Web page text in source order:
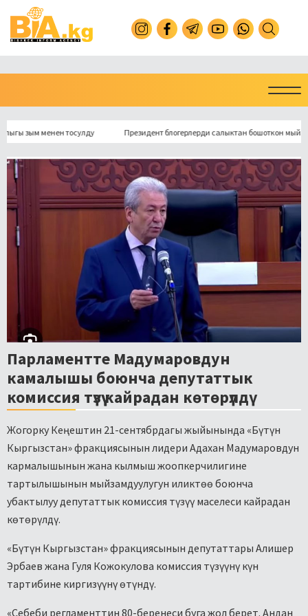
менен тосулду Президент блогерлерди салыктан бошоткон мыйзамга
Парламентте Мадумаровдун
камалышы боюнча депутаттык
комиссия түзүү кайрадан көтөрүлдү
Жогорку Кеңештин 21-сентябрдагы жыйынында «Бүтүн
Кыргызстан» фракциясынын лидери Адахан Мадумаровдун
кармалышынын жана кылмыш жоопкерчилигине
тартылышынын мыйзамдуулугун иликтөө боюнча
убактылуу депутаттык комиссия түзүү маселеси кайрадан
көтөрүлдү.
«Бүтүн Кыргызстан» фракциясынын депутаттары Алишер
Эрбаев жана Гуля Кожокулова комиссия түзүүнү күн
тартибине киргизүүнү өтүндү.
«Себеби регламенттин 80-беренеси буга жол берет. Андан